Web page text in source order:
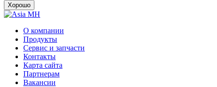
Хорошо
О компании
Продукты
Сервис и запчасти
Контакты
Карта сайта
Партнерам
Вакансии